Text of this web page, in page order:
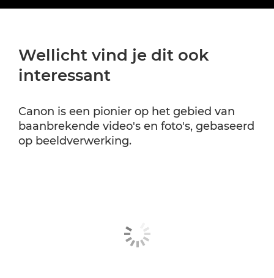
Wellicht vind je dit ook
interessant
Canon is een pionier op het gebied van
baanbrekende video's en foto's, gebaseerd
op beeldverwerking.